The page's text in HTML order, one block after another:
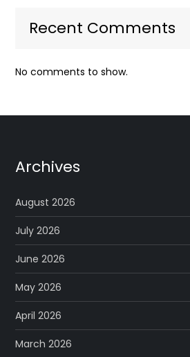
Recent Comments
No comments to show.
Archives
August 2026
July 2026
June 2026
May 2026
April 2026
March 2026